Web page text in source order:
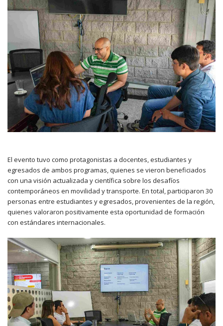
El evento tuvo como protagonistas a docentes, estudiantes y
egresados de ambos programas, quienes se vieron beneficiados
con una visión actualizada y científica sobre los desafíos
contemporáneos en movilidad y transporte. En total, participaron 30
personas entre estudiantes y egresados, provenientes de la región,
quienes valoraron positivamente esta oportunidad de formación
con estándares internacionales.